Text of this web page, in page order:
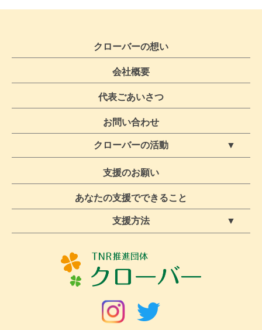
クローバーの想い
会社概要
代表ごあいさつ
お問い合わせ
クローバーの活動
TNR活動
ボランティア募集・保護活動
クローバー活動ブログ
支援のお願い
あなたの支援でできること
支援方法